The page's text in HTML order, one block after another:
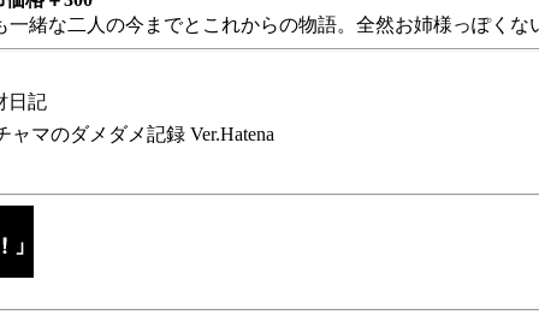
緒な二人の今までとこれからの物語。全然お姉様っぽくな
日記
ャマのダメダメ記録 Ver.Hatena